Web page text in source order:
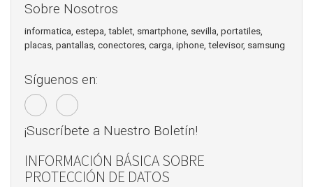
Sobre Nosotros
informatica, estepa, tablet, smartphone, sevilla, portatiles,
placas, pantallas, conectores, carga, iphone, televisor, samsung
Síguenos en:
¡Suscríbete a Nuestro Boletín!
INFORMACIÓN BÁSICA SOBRE
PROTECCIÓN DE DATOS